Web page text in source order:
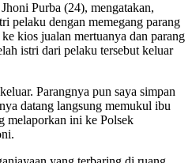
Purba (24), mengatakan,
pelaku dengan memegang parang
kios jualan mertuanya dan parang
istri dari pelaku tersebut keluar
Parangnya pun saya simpan
datang langsung memukul ibu
melaporkan ini ke Polsek